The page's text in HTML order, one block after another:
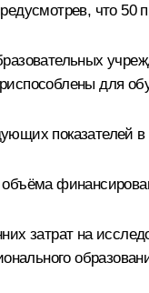
что
для
показателей в
объёма
затрат на